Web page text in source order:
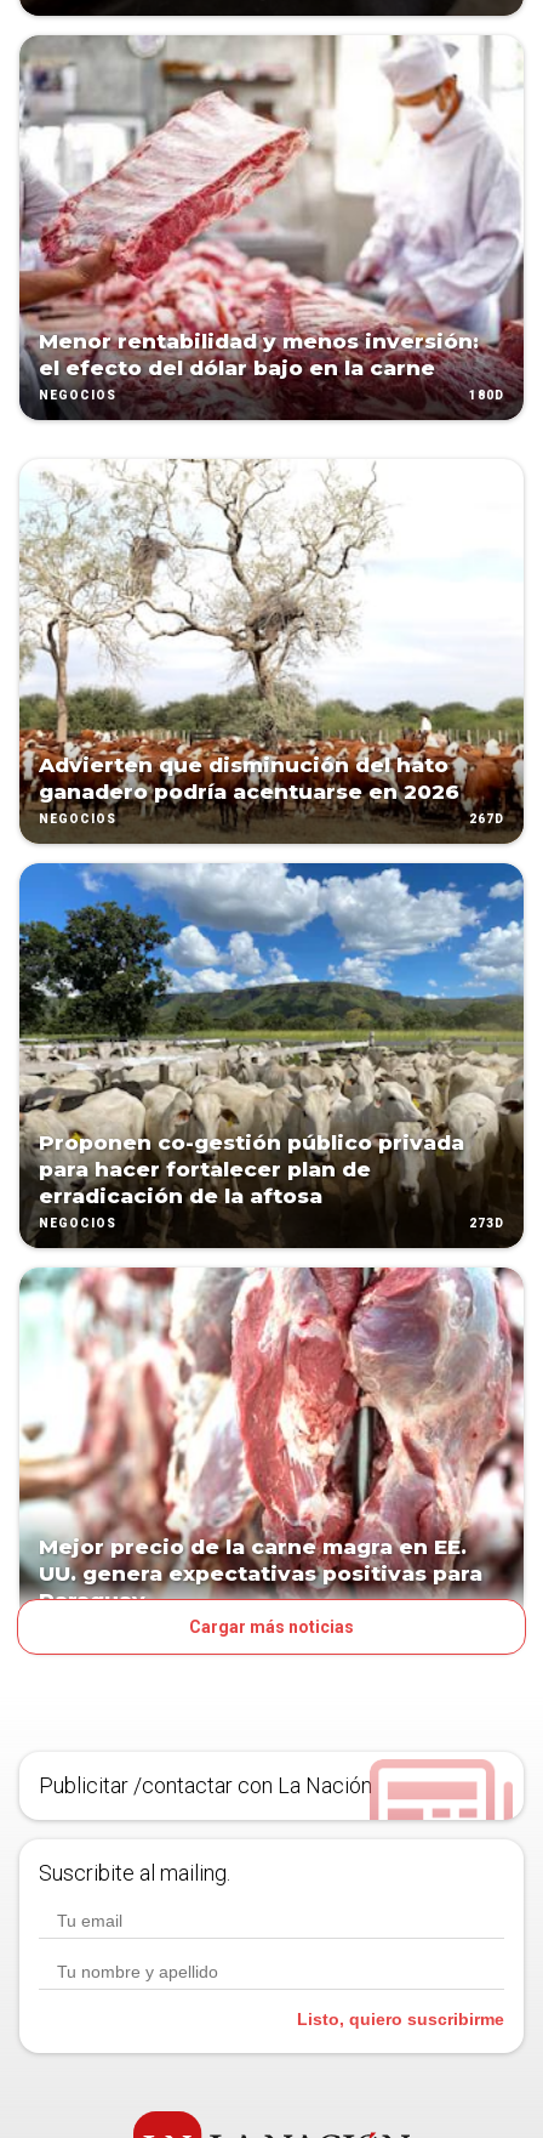
Menor rentabilidad y menos inversión:
el efecto del dólar bajo en la carne
NEGOCIOS 180D
Advierten que disminución del hato
ganadero podría acentuarse en 2026
NEGOCIOS 267D
Proponen co-gestión público privada
para hacer fortalecer plan de
erradicación de la aftosa
NEGOCIOS 273D
Mejor precio de la carne magra en EE.
UU. genera expectativas positivas para
Paraguay
Cargar más noticias
Publicitar /contactar con La Nación
Suscribite al mailing.
Listo, quiero suscribirme